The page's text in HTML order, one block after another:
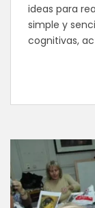
ideas para
simple y
cognitivas,